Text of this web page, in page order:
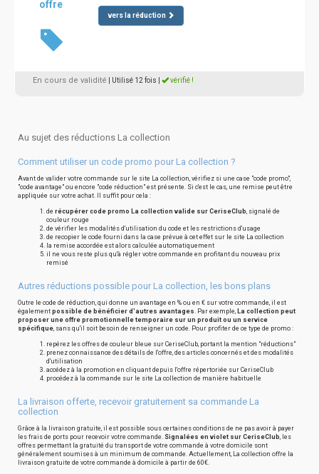
offre
vers la réduction
En cours de validité | Utilisé 12 fois vérifié !
Au sujet des réductions La collection
Comment utiliser un code promo pour La collection ?
Avant de valider votre commande sur le site La collection, vérifiez si une case "code promo",
"code avantage" ou encore "code réduction" est présente. Si c'est le cas, une remise peut être
appliquée sur votre achat. Il suffit pour cela :
de récupérer code promo La collection valide sur CeriseClub, signalé de
couleur rouge
de vérifier les modalités d'utilisation du code et les restrictions d'usage
de recopier le code fourni dans la case prévue à cet effet sur le site La collection
la remise accordée est alors calculée automatiquement
il ne vous reste plus qu'à régler votre commande en profitant du nouveau prix
remisé
Autres réductions possible pour La collection, les bons plans
Outre le code de réduction, qui donne un avantage en % ou en € sur votre commande, il est
également possible de bénéficier d'autres avantages. Par exemple, La collection peut
proposer une offre promotionnelle temporaire sur un produit ou un service
spécifique, sans qu'il soit besoin de renseigner un code. Pour profiter de ce type de promo :
repérez les offres de couleur bleue sur CeriseClub, portant la mention "réductions"
prenez connaissance des détails de l'offre, des articles concernés et des modalités
d'utilisation
accédez à la promotion en cliquant depuis l'offre répertoriée sur CeriseClub
procédez à la commande sur le site La collection de manière habituelle
La livraison offerte, recevoir gratuitement sa commande La
collection
Grâce à la livraison gratuite, il est possible sous certaines conditions de ne pas avoir à payer
les frais de ports pour recevoir votre commande. Signalées en violet sur CeriseClub, les
offres permettant la gratuité du transport de votre commande à votre domicile sont
généralement soumises à un minimum de commande. Actuellement, La collection offre la
livraison gratuite de votre commande à domicile à partir de 60€.